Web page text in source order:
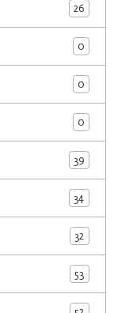
26
0
0
0
39
34
32
53